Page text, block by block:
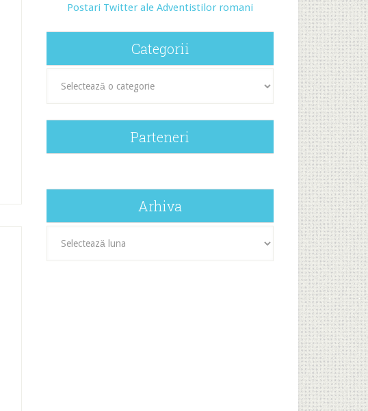
Postari Twitter ale Adventistilor romani
Categorii
Parteneri
Arhiva